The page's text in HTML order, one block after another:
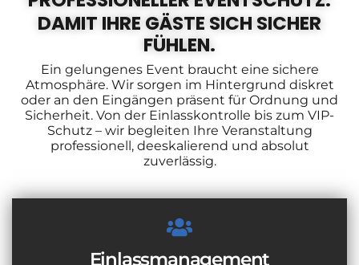
DAMIT IHRE GÄSTE SICH SICHER
FÜHLEN.
Ein gelungenes Event braucht eine sichere
Atmosphäre. Wir sorgen im Hintergrund diskret
oder an den Eingängen präsent für Ordnung und
Sicherheit. Von der Einlasskontrolle bis zum VIP-
Schutz – wir begleiten Ihre Veranstaltung
professionell, deeskalierend und absolut
zuverlässig.
Einlassmanagement